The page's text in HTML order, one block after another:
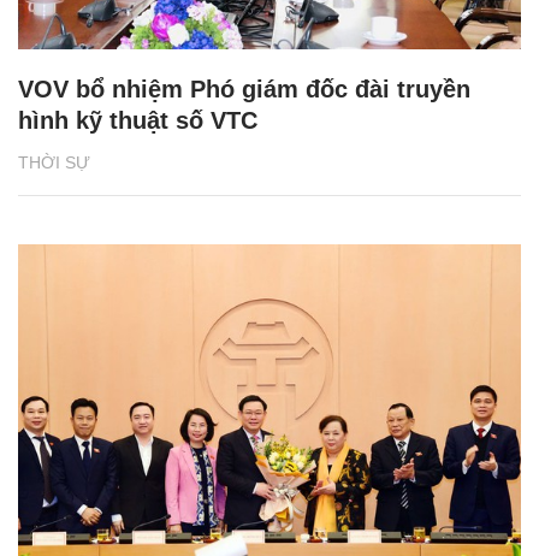
THỜI SỰ
VOV bổ nhiệm Phó giám đốc đài truyền
hình kỹ thuật số VTC